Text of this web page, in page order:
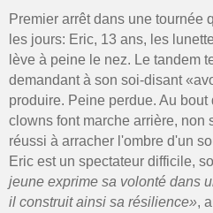
Premier arrêt dans une tournée
les jours: Eric, 13 ans, les
lève à peine le nez. Le tandem
demandant à son soi-disant
produire. Peine perdue. Au
clowns font marche arrière, non
réussi à arracher l'ombre d'un
Eric est un spectateur difficile,
jeune exprime sa volonté dans
il construit ainsi sa résilience»,